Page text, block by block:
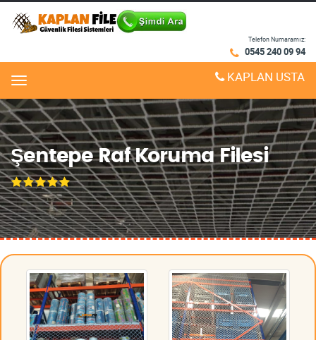
Telefon Numaramız:
0545 240 09 94
Menu KAPLAN USTA
Şentepe Raf Koruma Filesi